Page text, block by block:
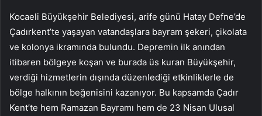
Kocaeli Büyükşehir Belediyesi, arife günü Hatay Defne’de
Çadırkent’te yaşayan vatandaşlara bayram şekeri, çikolata
ve kolonya ikramında bulundu. Depremin ilk anından
itibaren bölgeye koşan ve burada üs kuran Büyükşehir,
verdiği hizmetlerin dışında düzenlediği etkinliklerle de
bölge halkının beğenisini kazanıyor. Bu kapsamda Çadır
Kent’te hem Ramazan Bayramı hem de 23 Nisan Ulusal